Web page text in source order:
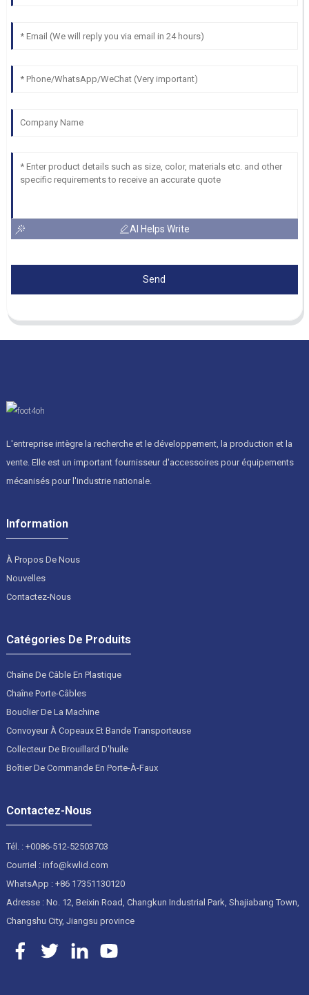
AI Helps Write
Send
L'entreprise intègre la recherche et le développement, la production et la
vente. Elle est un important fournisseur d'accessoires pour équipements
mécanisés pour l'industrie nationale.
Information
À Propos De Nous
Nouvelles
Contactez-Nous
Catégories De Produits
Chaîne De Câble En Plastique
Chaîne Porte-Câbles
Bouclier De La Machine
Convoyeur À Copeaux Et Bande Transporteuse
Collecteur De Brouillard D'huile
Boîtier De Commande En Porte-À-Faux
Contactez-Nous
Tél. : +0086-512-52503703
Courriel : info@kwlid.com
WhatsApp : +86 17351130120
Adresse : No. 12, Beixin Road, Changkun Industrial Park, Shajiabang Town,
Changshu City, Jiangsu province